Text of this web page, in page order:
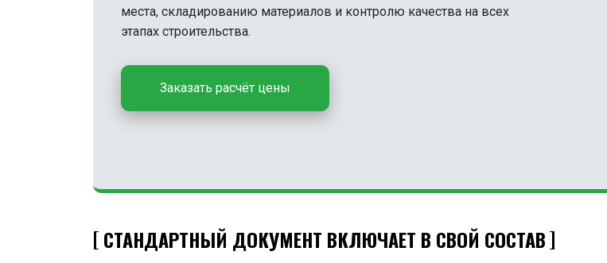
места, складированию материалов и контролю качества на всех
этапах строительства.
Заказать расчёт цены
СТАНДАРТНЫЙ ДОКУМЕНТ ВКЛЮЧАЕТ В СВОЙ СОСТАВ